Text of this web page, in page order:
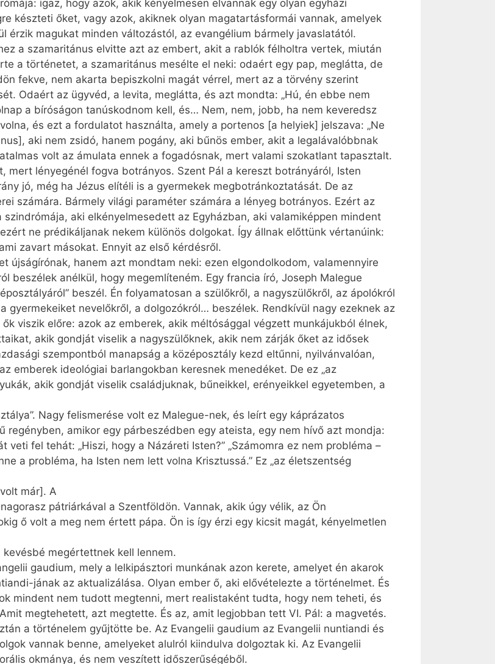
igaz, hogy azok, akik kényelmesen elvannak egy olyan egyházi
készteti őket, vagy azok, akiknek olyan magatartásformái vannak, amelyek
érzik magukat minden változástól, az evangélium bármely javaslatától.
a szamaritánus elvitte azt az embert, akit a rablók félholtra vertek, miután
a történetet, a szamaritánus mesélte el neki: odaért egy pap, meglátta, de
fekve, nem akarta bepiszkolni magát vérrel, mert az a törvény szerint
Odaért az ügyvéd, a levita, meglátta, és azt mondta: „Hú, én ebbe nem
a bíróságon tanúskodnom kell, és… Nem, nem, jobb, ha nem keveredsz
és ezt a fordulatot használta, amely a portenos [a helyiek] jelszava: „Ne
aki nem zsidó, hanem pogány, aki bűnös ember, akit a legalávalóbbnak
volt az ámulata ennek a fogadósnak, mert valami szokatlant tapasztalt.
mert lényegénél fogva botrányos. Szent Pál a kereszt botrányáról, Isten
jó, még ha Jézus elítéli is a gyermekek megbotránkoztatását. De az
számára. Bármely világi paraméter számára a lényeg botrányos. Ezért az
aki elkényelmesedett az Egyházban, aki valamiképpen mindent
ne prédikáljanak nekem különös dolgokat. Így állnak előttünk vértanúink:
zavart másokat. Ennyit az első kérdésről.
újságírónak, hanem azt mondtam neki: ezen elgondolkodom, valamennyire
beszélek anélkül, hogy megemlíteném. Egy francia író, Joseph Malegue
beszél. Én folyamatosan a szülőkről, a nagyszülőkről, az ápolókról
gyermekeiket nevelőkről, a dolgozókról… beszélek. Rendkívül nagy ezeknek az
viszik előre: azok az emberek, akik méltósággal végzett munkájukból élnek,
akik gondját viselik a nagyszülőknek, akik nem zárják őket az idősek
szempontból manapság a középosztály kezd eltűnni, nyilvánvalóan,
emberek ideológiai barlangokban keresnek menedéket. De ez „az
akik gondját viselik családjuknak, bűneikkel, erényeikkel egyetemben, a
Nagy felismerése volt ez Malegue-nek, és leírt egy káprázatos
regényben, amikor egy párbeszédben egy ateista, egy nem hívő azt mondja:
veti fel tehát: „Hiszi, hogy a Názáreti Isten?” „Számomra ez nem probléma –
a probléma, ha Isten nem lett volna Krisztussá.” Ez „az életszentség
már]. A
pátriárkával a Szentföldön. Vannak, akik úgy vélik, az Ön
ő volt a meg nem értett pápa. Ön is így érzi egy kicsit magát, kényelmetlen
megértettnek kell lennem.
gaudium, mely a lelkipásztori munkának azon kerete, amelyet én akarok
jának az aktualizálása. Olyan ember ő, aki elővételezte a történelmet. És
mindent nem tudott megtenni, mert realistaként tudta, hogy nem teheti, és
megtehetett, azt megtette. És az, amit legjobban tett VI. Pál: a magvetés.
a történelem gyűjtötte be. Az Evangelii gaudium az Evangelii nuntiandi és
vannak benne, amelyeket alulról kiindulva dolgoztak ki. Az Evangelii
okmánya, és nem veszített időszerűségéből.